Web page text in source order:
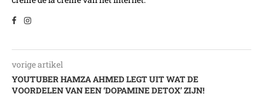
vorige artikel
YOUTUBER HAMZA AHMED LEGT UIT WAT DE
VOORDELEN VAN EEN ‘DOPAMINE DETOX’ ZIJN!